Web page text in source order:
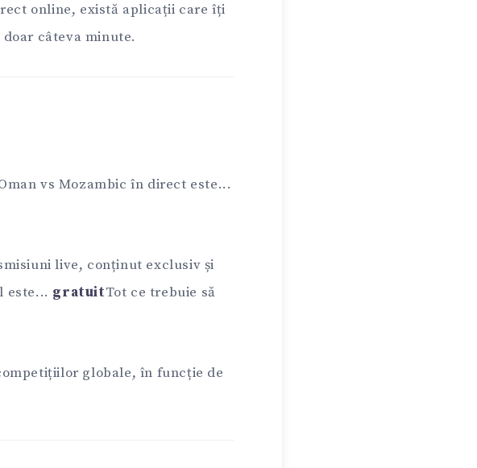
online, există aplicații care îți
câteva minute.
vs Mozambic în direct este...
live, conținut exclusiv și
este... gratuitTot ce trebuie să
globale, în funcție de